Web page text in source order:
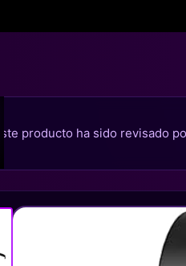
Este producto ha sido revisado